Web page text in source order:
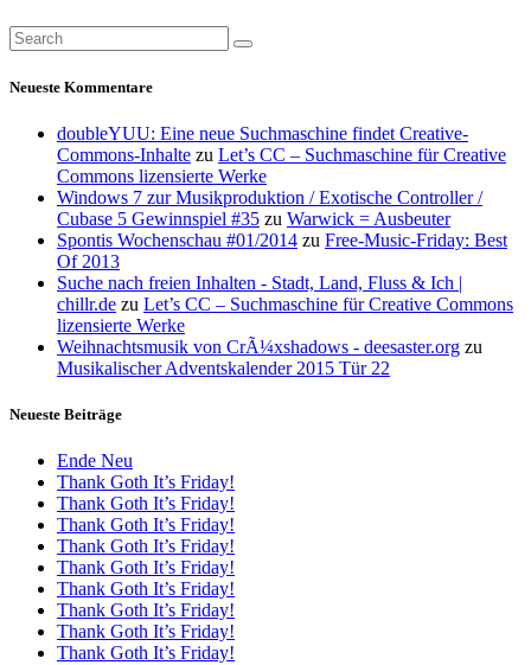
Neueste Kommentare
doubleYUU: Eine neue Suchmaschine findet Creative-
Commons-Inhalte zu Let’s CC – Suchmaschine für Creative
Commons lizensierte Werke
Windows 7 zur Musikproduktion / Exotische Controller /
Cubase 5 Gewinnspiel #35 zu Warwick = Ausbeuter
Spontis Wochenschau #01/2014 zu Free-Music-Friday: Best
Of 2013
Suche nach freien Inhalten - Stadt, Land, Fluss & Ich |
chillr.de zu Let’s CC – Suchmaschine für Creative Commons
lizensierte Werke
Weihnachtsmusik von CrÃ¼xshadows - deesaster.org zu
Musikalischer Adventskalender 2015 Tür 22
Neueste Beiträge
Ende Neu
Thank Goth It’s Friday!
Thank Goth It’s Friday!
Thank Goth It’s Friday!
Thank Goth It’s Friday!
Thank Goth It’s Friday!
Thank Goth It’s Friday!
Thank Goth It’s Friday!
Thank Goth It’s Friday!
Thank Goth It’s Friday!